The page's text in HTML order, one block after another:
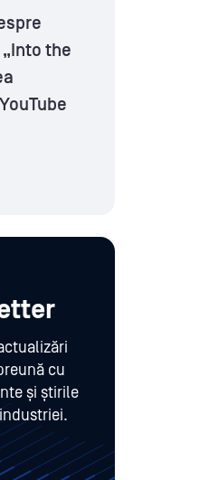
the
cu
și știrile